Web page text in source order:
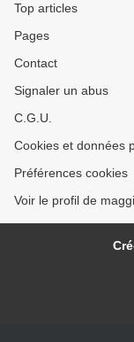
Top articles
Pages
Contact
Signaler un abus
C.G.U.
Cookies et données
Préférences cookies
Voir le profil de